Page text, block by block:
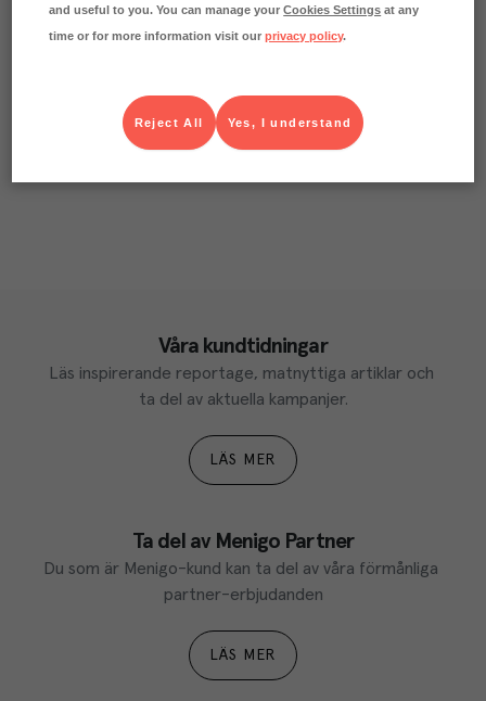
Våra kundtidningar
Läs inspirerande reportage, matnyttiga artiklar och
ta del av aktuella kampanjer.
LÄS MER
Ta del av Menigo Partner
Du som är Menigo-kund kan ta del av våra förmånliga
partner-erbjudanden
LÄS MER
and useful to you. You can manage yourCookies Settings at any
time or for more information visit ourprivacy policy.
Yes, I understand
Reject All